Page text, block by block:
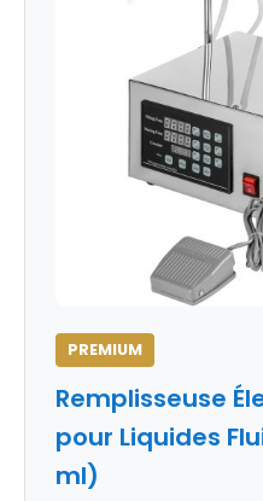
PREMIUM
Remplisseuse
pour Liquides
ml)